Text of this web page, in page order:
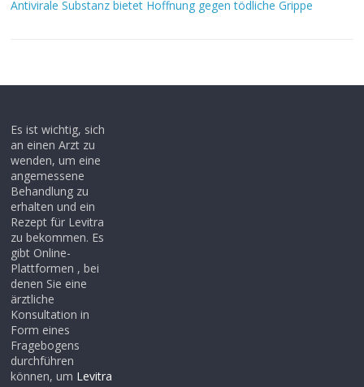
Antivirale Substanz bietet Hoffnung gegen tödliche Grippe
Es ist wichtig, sich
an einen Arzt zu
wenden, um eine
angemessene
Behandlung zu
erhalten und ein
Rezept für Levitra
zu bekommen. Es
gibt Online-
Plattformen , bei
denen Sie eine
ärztliche
Konsultation in
Form eines
Fragebogens
durchführen
können, um Levitra